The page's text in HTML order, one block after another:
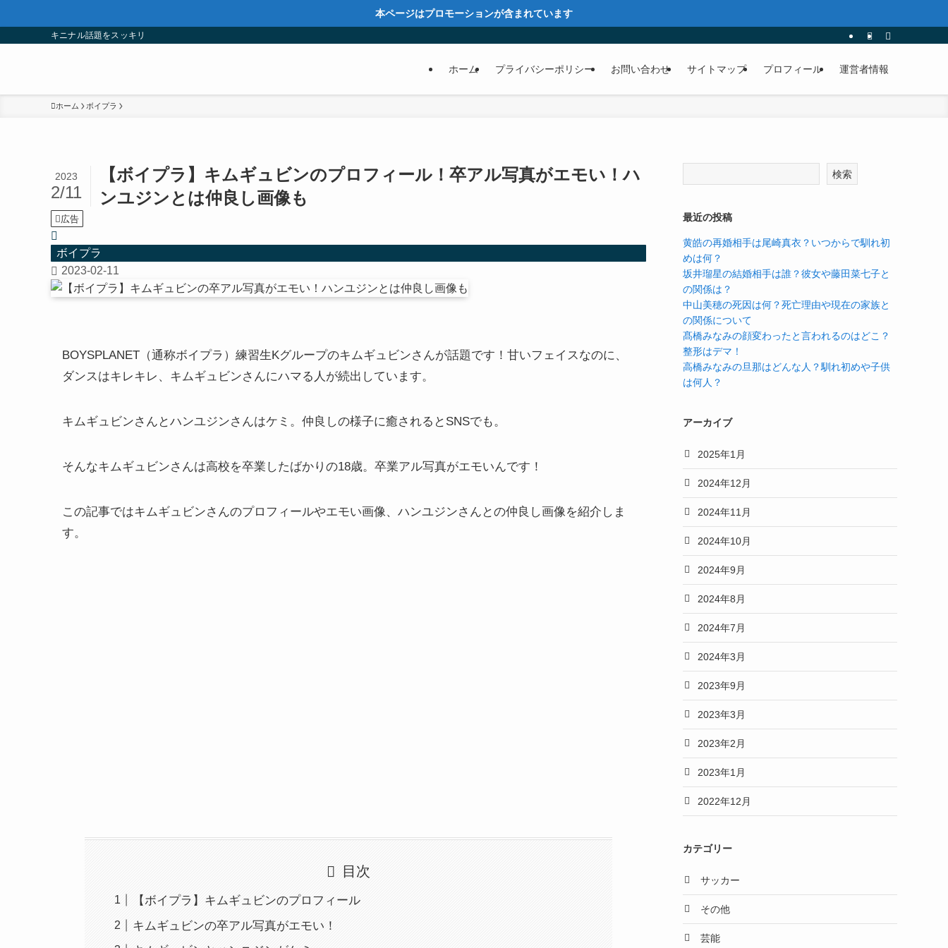
本ページはプロモーションが含まれています
キニナル話題をスッキリ
ホーム プライバシーポリシー お問い合わせ サイトマップ プロフィール 運営者情報
ホーム ボイプラ
【ボイプラ】キムギュビンのプロフィール！卒アル写真がエモい！ハ
ンユジンとは仲良し画像も
2023
2/11
広告
ボイプラ
2023-02-11
BOYSPLANET（通称ボイプラ）練習生Kグループのキムギュビンさんが話題です！甘いフェイスなのに、
ダンスはキレキレ、キムギュビンさんにハマる人が続出しています。
キムギュビンさんとハンユジンさんはケミ。仲良しの様子に癒されるとSNSでも。
そんなキムギュビンさんは高校を卒業したばかりの18歳。卒業アル写真がエモいんです！
この記事ではキムギュビンさんのプロフィールやエモい画像、ハンユジンさんとの仲良し画像を紹介しま
す。
目次
【ボイプラ】キムギュビンのプロフィール
キムギュビンの卒アル写真がエモい！
検索
最近の投稿
黄皓の再婚相手は尾崎真衣？いつからで馴れ初
めは何？
坂井瑠星の結婚相手は誰？彼女や藤田菜七子と
の関係は？
中山美穂の死因は何？死亡理由や現在の家族と
の関係について
髙橋みなみの顔変わったと言われるのはどこ？
整形はデマ！
高橋みなみの旦那はどんな人？馴れ初めや子供
は何人？
アーカイブ
2025年1月
2024年12月
2024年11月
2024年10月
2024年9月
2024年8月
2024年7月
2024年3月
2023年9月
2023年3月
2023年2月
2023年1月
2022年12月
カテゴリー
サッカー
その他
芸能